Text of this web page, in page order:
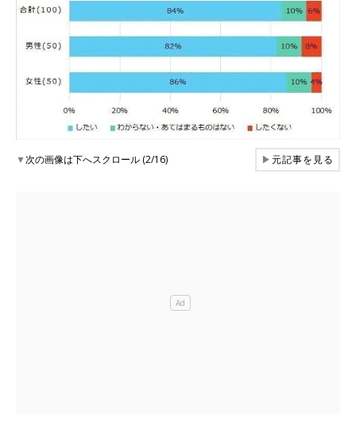
▼次の画像は下へスクロール (2/16) ▶元記事を見る